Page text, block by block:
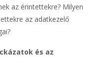
az érintettekre? Milyen
az adatkezelő
és az